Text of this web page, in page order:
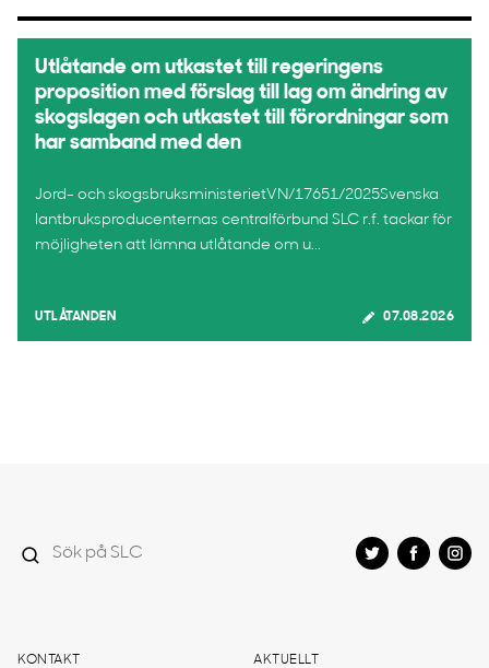
Utlåtande om utkastet till regeringens
proposition med förslag till lag om ändring av
skogslagen och utkastet till förordningar som
har samband med den
Jord- och skogsbruksministerietVN/17651/2025Svenska
lantbruksproducenternas centralförbund SLC r.f. tackar för
möjligheten att lämna utlåtande om u...
UTLÅTANDEN 07.08.2026
KONTAKT AKTUELLT